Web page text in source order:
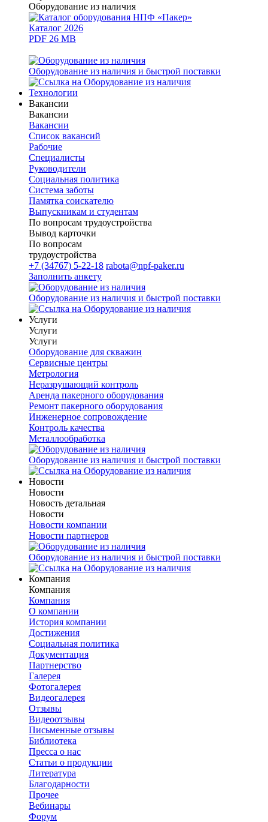
Оборудование из наличия
Каталог 2026
PDF 26 MB
Оборудование из наличия и быстрой поставки
Технологии
Вакансии
Вакансии
Вакансии
Список вакансий
Рабочие
Специалисты
Руководители
Cоциальная политика
Система заботы
Памятка соискателю
Выпускникам и студентам
По вопросам трудоустройства
Вывод карточки
По вопросам
трудоустройства
+7 (34767) 5-22-18 rabota@npf-paker.ru
Заполнить анкету
Оборудование из наличия и быстрой поставки
Услуги
Услуги
Услуги
Оборудование для скважин
Сервисные центры
Метрология
Неразрушающий контроль
Аренда пакерного оборудования
Ремонт пакерного оборудования
Инженерное сопровождение
Контроль качества
Металлообработка
Оборудование из наличия и быстрой поставки
Новости
Новости
Новость детальная
Новости
Новости компании
Новости партнеров
Оборудование из наличия и быстрой поставки
Компания
Компания
Компания
О компании
История компании
Достижения
Социальная политика
Документация
Партнерство
Галерея
Фотогалерея
Видеогалерея
Отзывы
Видеоотзывы
Письменные отзывы
Библиотека
Пресса о нас
Статьи о продукции
Литература
Благодарности
Прочее
Вебинары
Форум